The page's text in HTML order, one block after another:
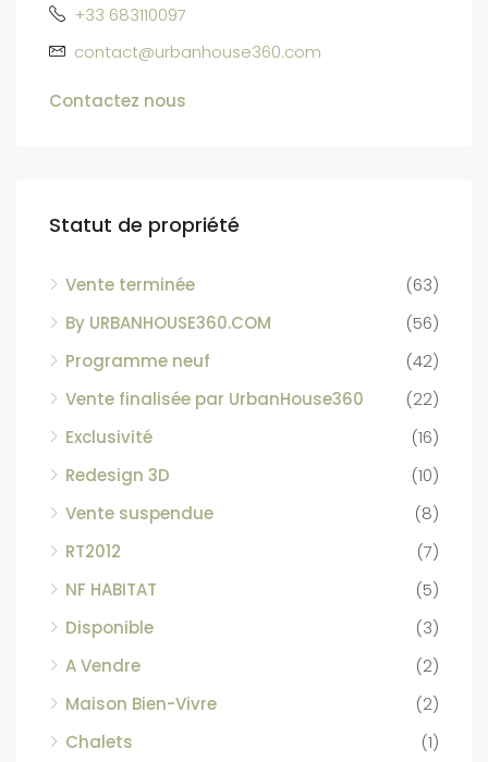
+33 683110097
contact@urbanhouse360.com
Contactez nous
Statut de propriété
Vente terminée
(63)
By URBANHOUSE360.COM
(56)
Programme neuf
(42)
Vente finalisée par UrbanHouse360
(22)
Exclusivité
(16)
Redesign 3D
(10)
Vente suspendue
(8)
RT2012
(7)
NF HABITAT
(5)
Disponible
(3)
A Vendre
(2)
Maison Bien-Vivre
(2)
Chalets
(1)